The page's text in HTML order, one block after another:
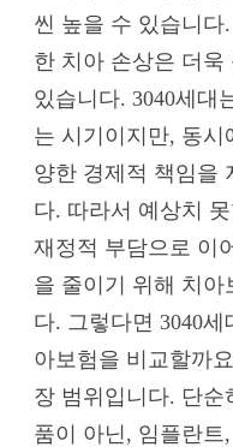
씬 높을 수 있습니다
한 치아 손상은 더
있습니다. 3040세대
는 시기이지만, 동
양한 경제적 책임을
다. 따라서 예상치
재정적 부담으로 이
을 줄이기 위해 치아
다. 그렇다면 3040
아보험을 비교할까
장 범위입니다. 단
품이 아닌, 임플란